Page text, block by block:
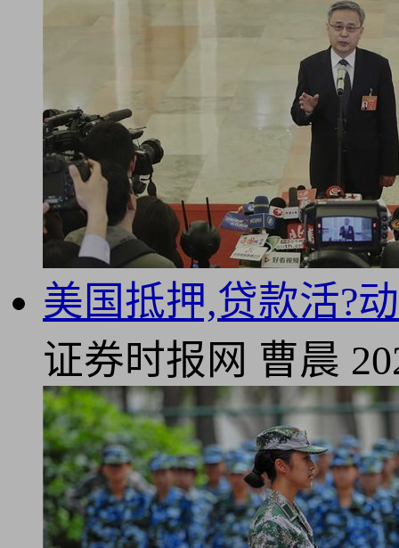
美国抵押,贷款活?
证券时报网 曹晨